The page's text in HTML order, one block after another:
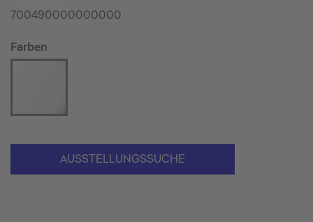
700490000000000
Farben
AUSSTELLUNGSSUCHE